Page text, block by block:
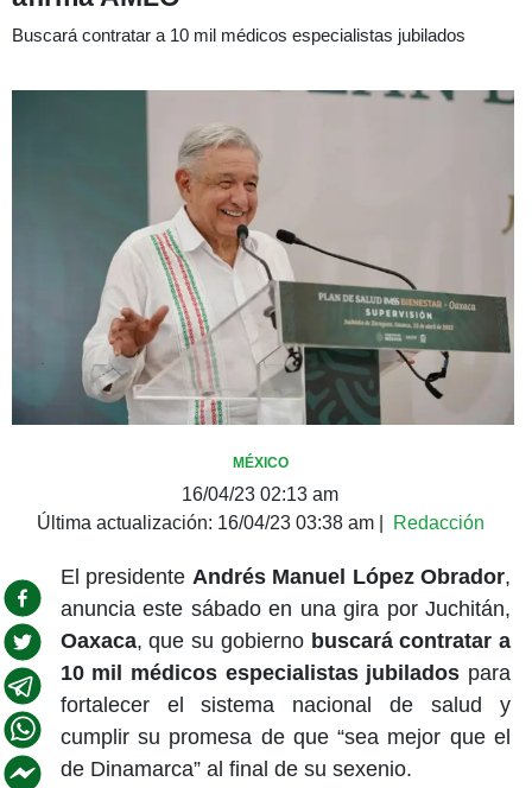
Buscará contratar a 10 mil médicos especialistas jubilados
MÉXICO
16/04/23 02:13 am
Última actualización: 16/04/23 03:38 am| Redacción
El presidente Andrés Manuel López Obrador,
anuncia este sábado en una gira por Juchitán,
Oaxaca, que su gobierno buscará contratar a
10 mil médicos especialistas jubilados para
fortalecer el sistema nacional de salud y
cumplir su promesa de que “sea mejor que el
de Dinamarca” al final de su sexenio.